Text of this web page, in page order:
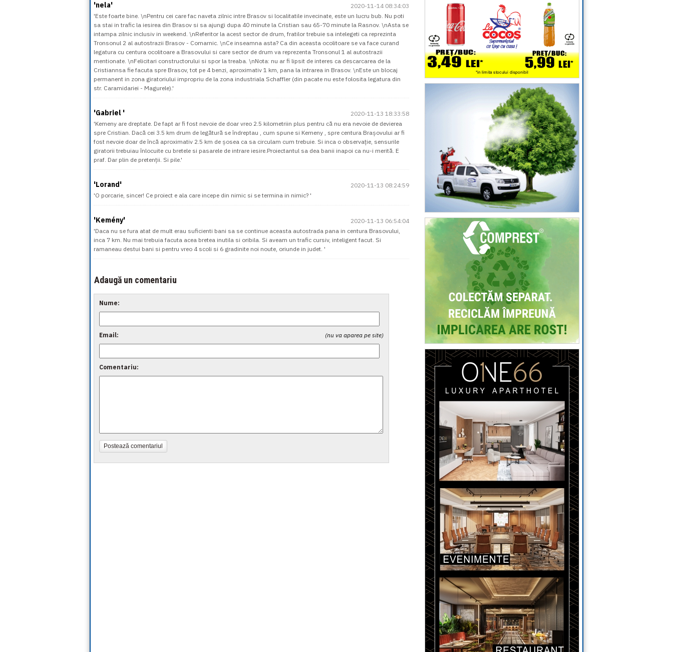
'nela'
2020-11-14 08:34:03
'Este foarte bine. \nPentru cei care fac naveta zilnic intre Brasov si localitatile invecinate, este un lucru bub. Nu poti
sa stai in trafic la iesirea din Brasov si sa ajungi dupa 40 minute la Cristian sau 65-70 minute la Rasnov. \nAsta se
intampa zilnic inclusiv in weekend. \nReferitor la acest sector de drum, fratilor trebuie sa intelegeti ca reprezinta
Tronsonul 2 al autostrazii Brasov - Comarnic. \nCe inseamna asta? Ca din aceasta ocolitoare se va face curand
legatura cu centura ocolitoare a Brasovului si care sector de drum va reprezenta Tronsonul 1 al autostrazii
mentionate. \nFelicitari constructorului si spor la treaba. \nNota: nu ar fi lipsit de interes ca descarcarea de la
Cristiannsa fie facuta spre Brasov, tot pe 4 benzi, aproximativ 1 km, pana la intrarea in Brasov. \nEste un blocaj
permanent in zona giratoriului impropriu de la zona industriala Schaffler (din pacate nu este folosita legatura din
str. Caramidariei - Magurele).'
'Gabriel '
2020-11-13 18:33:58
'Kemeny are dreptate. De fapt ar fi fost nevoie de doar vreo 2.5 kilometriin plus pentru că nu era nevoie de devierea
spre Cristian. Dacă cei 3.5 km drum de legătură se îndreptau , cum spune si Kemeny , spre centura Brașovului ar fi
fost nevoie doar de încă aproximativ 2.5 km de șosea ca sa circulam cum trebuie. Si inca o observație, sensurile
giratorii trebuiau înlocuite cu bretele si pasarele de intrare iesire.Proiectantul sa dea banii inapoi ca nu-i merită. E
praf. Dar plin de pretenții. Si pile.'
'Lorand'
2020-11-13 08:24:59
'O porcarie, sincer! Ce proiect e ala care incepe din nimic si se termina in nimic? '
'Kemény'
2020-11-13 06:54:04
'Daca nu se fura atat de mult erau suficienti bani sa se continue aceasta autostrada pana in centura Brasovului,
inca 7 km. Nu mai trebuia facuta acea bretea inutila si oribila. Si aveam un trafic cursiv, inteligent facut. Si
ramaneau destui bani si pentru vreo 4 scoli si 6 gradinite noi noute, oriunde in judet. '
Adaugă un comentariu
Nume:
(nu va aparea pe site)
Email:
Comentariu:
Postează comentariul